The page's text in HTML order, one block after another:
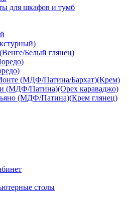
для шкафов и тумб
Белый глянец)
(МДФ/Патина/Бархат)(Крем)
(МДФ/Патина)(Орех караваджо)
(МДФ/Патина)(Крем глянец)
столы